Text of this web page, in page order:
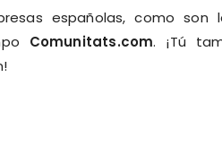
españolas, como
Comunitats.com. ¡Tú